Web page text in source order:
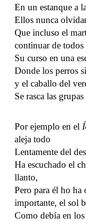
En un estanque a
Ellos nunca
Que incluso el
continuar de todos
Su curso en una
Donde los perros
y el caballo del
Se rasca las
Por ejemplo en el
aleja todo
Lentamente del
Ha escuchado el
llanto,
Pero para él ho ha
importante, el sol
Como debía en